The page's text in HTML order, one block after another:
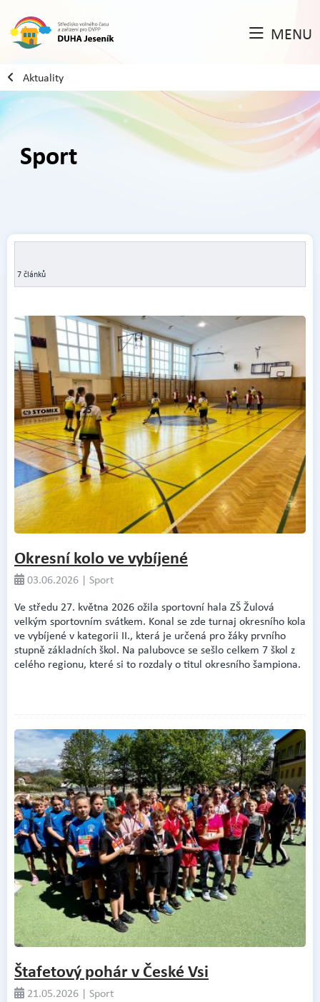
MENU
Aktuality
Sport
7 článků
Okresní kolo ve vybíjené
03.06.2026 | Sport
Ve středu 27. května 2026 ožila sportovní hala ZŠ Žulová
velkým sportovním svátkem. Konal se zde turnaj okresního kola
ve vybíjené v kategorii II., která je určená pro žáky prvního
stupně základních škol. Na palubovce se sešlo celkem 7 škol z
celého regionu, které si to rozdaly o titul okresního šampiona.
Štafetový pohár v České Vsi
21.05.2026 | Sport